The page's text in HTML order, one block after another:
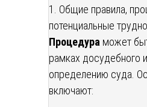
1. Общие правила,
потенциальные
Процедура может
рамках досудебного
определению суда.
включают: